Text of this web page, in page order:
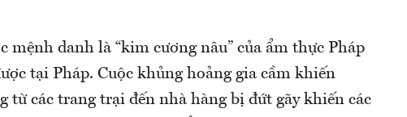
mệnh danh là “kim cương nâu” của ẩm thực Pháp
tại Pháp. Cuộc khủng hoảng gia cầm khiến
từ các trang trại đến nhà hàng bị đứt gãy khiến các